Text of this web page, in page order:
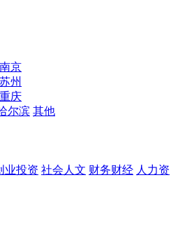
南京
苏州
重庆
尔滨 其他
业投资 社会人文 财务财经 人力资